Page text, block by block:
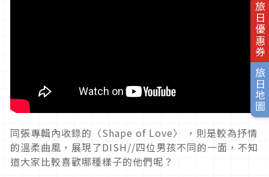
旅日優惠券
旅日地圖
同張專輯內收錄的〈Shape of Love〉 ，則是較為抒情
的溫柔曲風，展現了DISH//四位男孩不同的一面，不知
道大家比較喜歡哪種樣子的他們呢？